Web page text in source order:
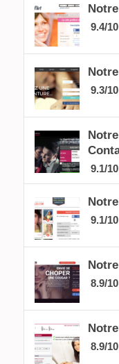
9.4/10
9.3/10
9.1/10
9.1/10
8.9/10
8.9/10